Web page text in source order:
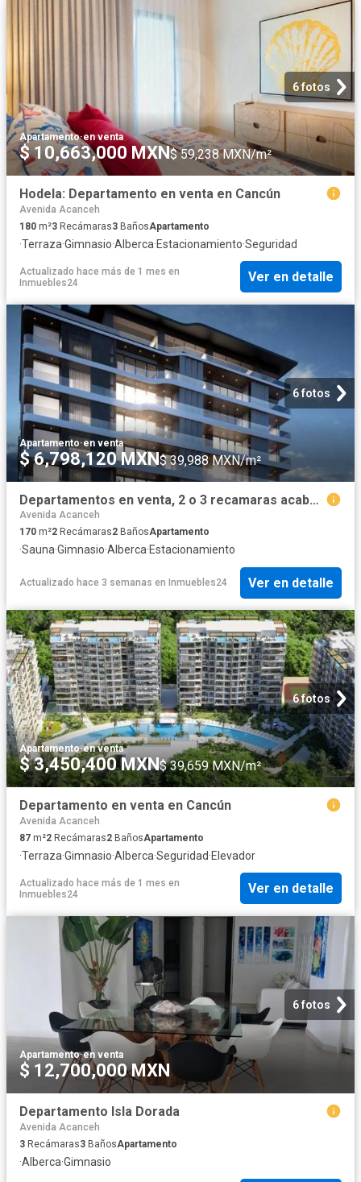
6 fotos
Apartamento·en venta
$ 10,663,000 MXN$ 59,238 MXN/m²
Hodela: Departamento en venta en Cancún
Avenida Acanceh
180 m²3 Recámaras3 BañosApartamento
·Terraza·Gimnasio·Alberca·Estacionamiento·Seguridad
Actualizado hace más de 1 mes en
Inmuebles24
Ver en detalle
6 fotos
Apartamento·en venta
$ 6,798,120 MXN$ 39,988 MXN/m²
Departamentos en venta, 2 o 3 recamaras acabados de lujo, excelente ubicacion, Av, Acanceh, Cancun
Avenida Acanceh
170 m²2 Recámaras2 BañosApartamento
·Sauna·Gimnasio·Alberca·Estacionamiento
Actualizado hace 3 semanas en Inmuebles24 Ver en detalle
6 fotos
Apartamento·en venta
$ 3,450,400 MXN$ 39,659 MXN/m²
Departamento en venta en Cancún
Avenida Acanceh
87 m²2 Recámaras2 BañosApartamento
·Terraza·Gimnasio·Alberca·Seguridad·Elevador
Actualizado hace más de 1 mes en
Inmuebles24
Ver en detalle
6 fotos
Apartamento·en venta
$ 12,700,000 MXN
Departamento Isla Dorada
Avenida Acanceh
3 Recámaras3 BañosApartamento
·Alberca·Gimnasio